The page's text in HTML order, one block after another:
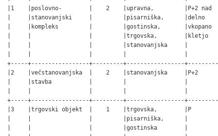
|1    |poslovno-        |    2    |upravna,         |P+2 nad
|     |stanovanjski     |         |pisarniška,      |delno
|     |kompleks         |         |gostinska,       |vkopano
|     |                 |         |trgovska,        |kletjo
|     |                 |         |stanovanjska     |
+-----+-----------------+---------+-----------------
|2    |večstanovanjska  |    2    |stanovanjska     |P+2
|     |stavba           |         |                 |
+-----+-----------------+---------+-----------------
|3    |trgovski objekt  |    1    |trgovska,        |P
|     |                 |         |pisarniška,      |
|     |                 |         |gostinska        |